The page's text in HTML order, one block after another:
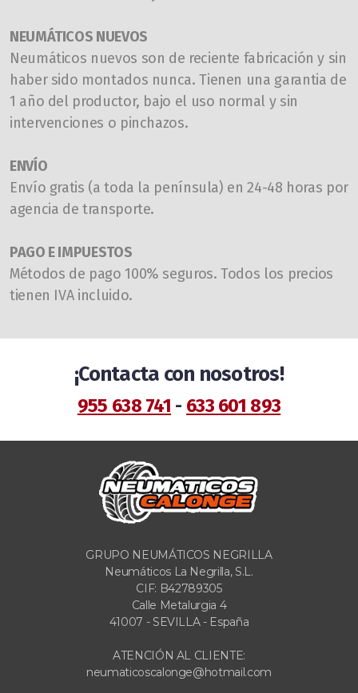
NEUMÁTICOS NUEVOS
Neumáticos nuevos son de reciente fabricación y sin
haber sido montados nunca. Tienen una garantia de
1 año del productor, bajo el uso normal y sin
intervenciones o pinchazos.
ENVÍO
Envío gratis (a toda la península) en24-48 horas por
agencia de transporte.
PAGO E IMPUESTOS
Métodos de pago 100% seguros. Todos los precios
tienen IVA incluido.
¡Contacta con nosotros!
955 638 741 - 633 601 893
GRUPO NEUMÁTICOS NEGRILLA
Neumáticos La Negrilla, S.L.
CIF: B42789305
Calle Metalurgia 4
41007 - SEVILLA - España
ATENCIÓN AL CLIENTE:
neumaticoscalonge@hotmail.com